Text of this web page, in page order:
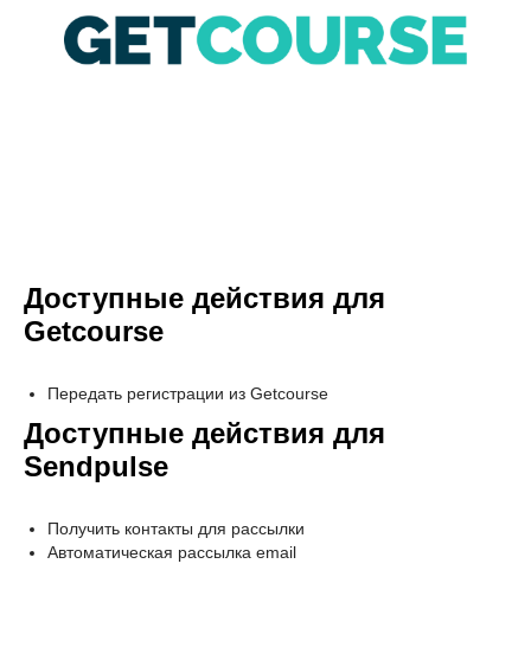
Доступные действия для
Getcourse
Передать регистрации из Getcourse
Доступные действия для
Sendpulse
Получить контакты для рассылки
Автоматическая рассылка email